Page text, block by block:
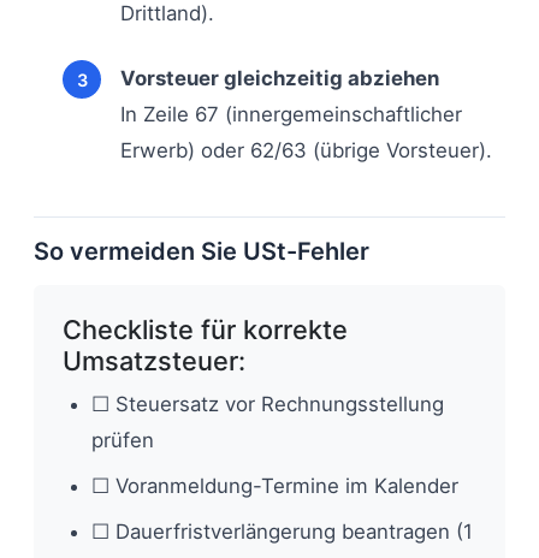
Drittland).
Vorsteuer gleichzeitig abziehen
In Zeile 67 (innergemeinschaftlicher
Erwerb) oder 62/63 (übrige Vorsteuer).
So vermeiden Sie USt-Fehler
Checkliste für korrekte
Umsatzsteuer:
☐ Steuersatz vor Rechnungsstellung
prüfen
☐ Voranmeldung-Termine im Kalender
☐ Dauerfristverlängerung beantragen (1